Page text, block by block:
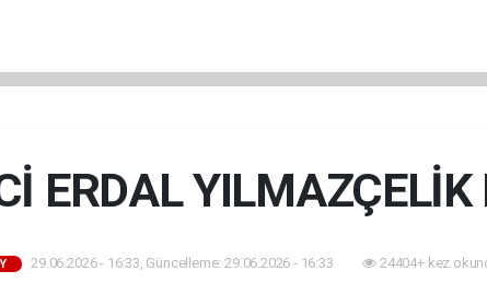
ERDAL
29.06.2026 - 16:33, Güncelleme: 29.06.2026 - 16:33 24404+ kez